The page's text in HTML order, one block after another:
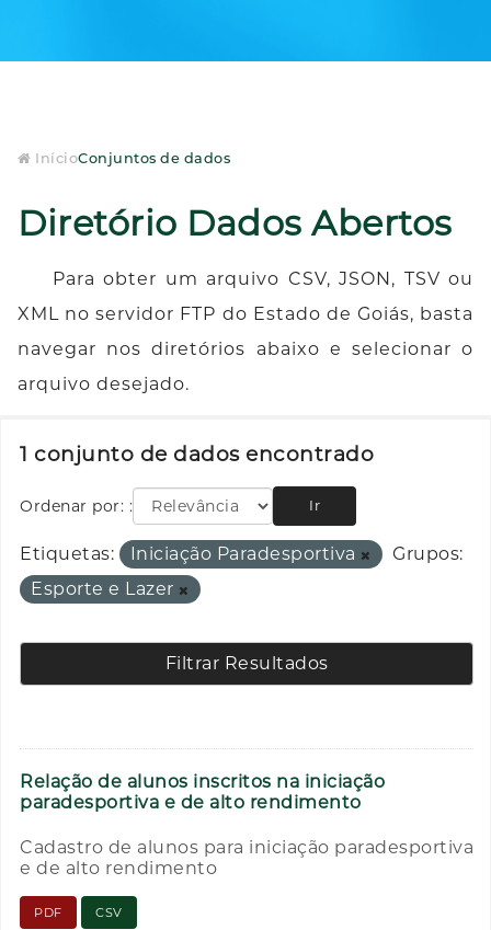
InícioConjuntos de dados
Diretório Dados Abertos
Para obter um arquivo CSV, JSON, TSV ou
XML no servidor FTP do Estado de Goiás, basta
navegar nos diretórios abaixo e selecionar o
arquivo desejado.
1 conjunto de dados encontrado
Ordenar por: Ir
Etiquetas: Iniciação Paradesportiva
Grupos:
Esporte e Lazer
Filtrar Resultados
Relação de alunos inscritos na iniciação
paradesportiva e de alto rendimento
Cadastro de alunos para iniciação paradesportiva
e de alto rendimento
PDF CSV